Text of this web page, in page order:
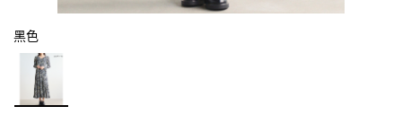
黑色